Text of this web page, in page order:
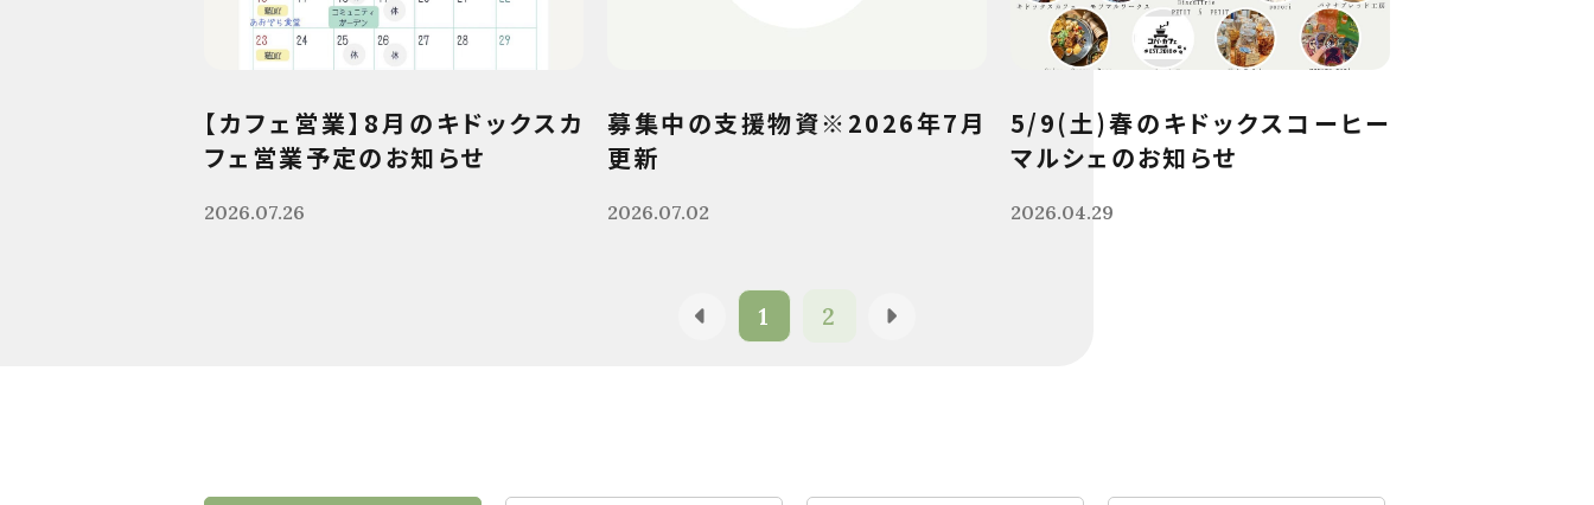
【カフェ営業】8月のキドックスカ
フェ営業予定のお知らせ
2026.07.26
募集中の支援物資※2026年7月
更新
2026.07.02
5/9(土)春のキドックスコーヒー
マルシェのお知らせ
2026.04.29
1 2